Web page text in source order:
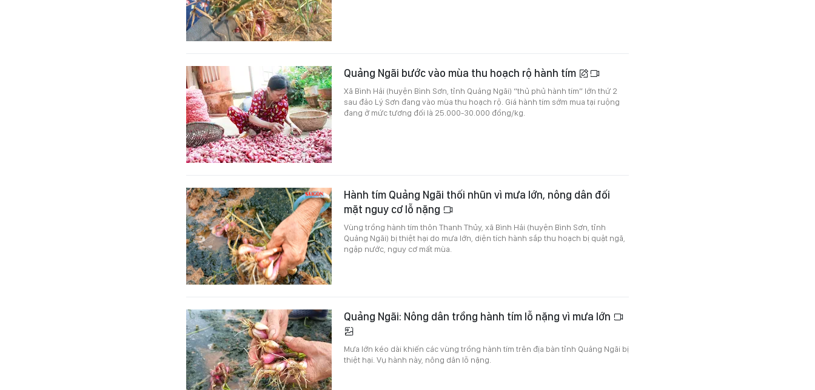
Quảng Ngãi bước vào mùa thu hoạch rộ hành tím
Xã Bình Hải (huyện Bình Sơn, tỉnh Quảng Ngãi) “thủ phủ hành tím” lớn thứ 2
sau đảo Lý Sơn đang vào mùa thu hoạch rộ. Giá hành tím sớm mua tại ruộng
đang ở mức tương đối là 25.000-30.000 đồng/kg.
Hành tím Quảng Ngãi thối nhũn vì mưa lớn, nông dân đối
mặt nguy cơ lỗ nặng
Vùng trồng hành tím thôn Thanh Thủy, xã Bình Hải (huyện Bình Sơn, tỉnh
Quảng Ngãi) bị thiệt hại do mưa lớn, diện tích hành sắp thu hoạch bị quật ngã,
ngập nước, nguy cơ mất mùa.
Quảng Ngãi: Nông dân trồng hành tím lỗ nặng vì mưa lớn
Mưa lớn kéo dài khiến các vùng trồng hành tím trên địa bàn tỉnh Quảng Ngãi bị
thiệt hại. Vụ hành này, nông dân lỗ nặng.